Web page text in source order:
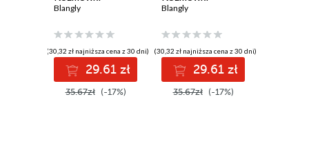
Blangly
(30,32 zł najniższa cena z 30 dni)
29.61 zł
35.67zł (-17%)
Blangly
(30,32 zł najniższa cena z 30 dni)
29.61 zł
35.67zł (-17%)